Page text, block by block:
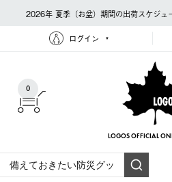
2026年 夏季（お盆）期間の出荷スケジュ
ログイン
0
LOGOS OFFICIAL